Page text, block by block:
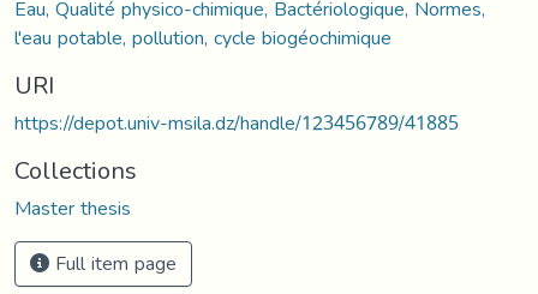
Eau, Qualité physico-chimique, Bactériologique, Normes,
l'eau potable, pollution, cycle biogéochimique
URI
https://depot.univ-msila.dz/handle/123456789/41885
Collections
Master thesis
Full item page